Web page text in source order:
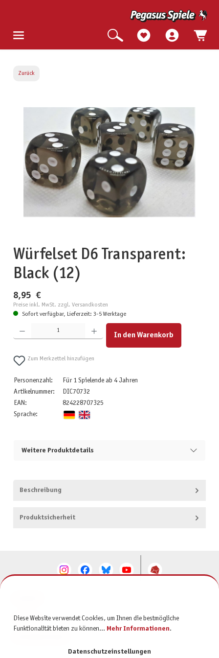
Zurück
Bildergalerie überspringen
Würfelset D6 Transparent:
Black (12)
8,95 €
Preise inkl. MwSt. zzgl. Versandkosten
Sofort verfügbar, Lieferzeit: 3-5 Werktage
Produkt Anzahl: Gib den gewünschten Wert ein oder benutze die Schaltflächen um die Anzahl zu
In den Warenkorb
Zum Merkzettel hinzufügen
Personenzahl:
Für 1 Spielende ab 4 Jahren
Artikelnummer:
DIC70732
EAN:
824228707325
Sprache:
Weitere Produktdetails
Beschreibung
Produktsicherheit
SERVICE
Diese Website verwendet Cookies, um Ihnen die bestmögliche
Funktionalität bieten zu können... Mehr Informationen.
Datenschutzeinstellungen